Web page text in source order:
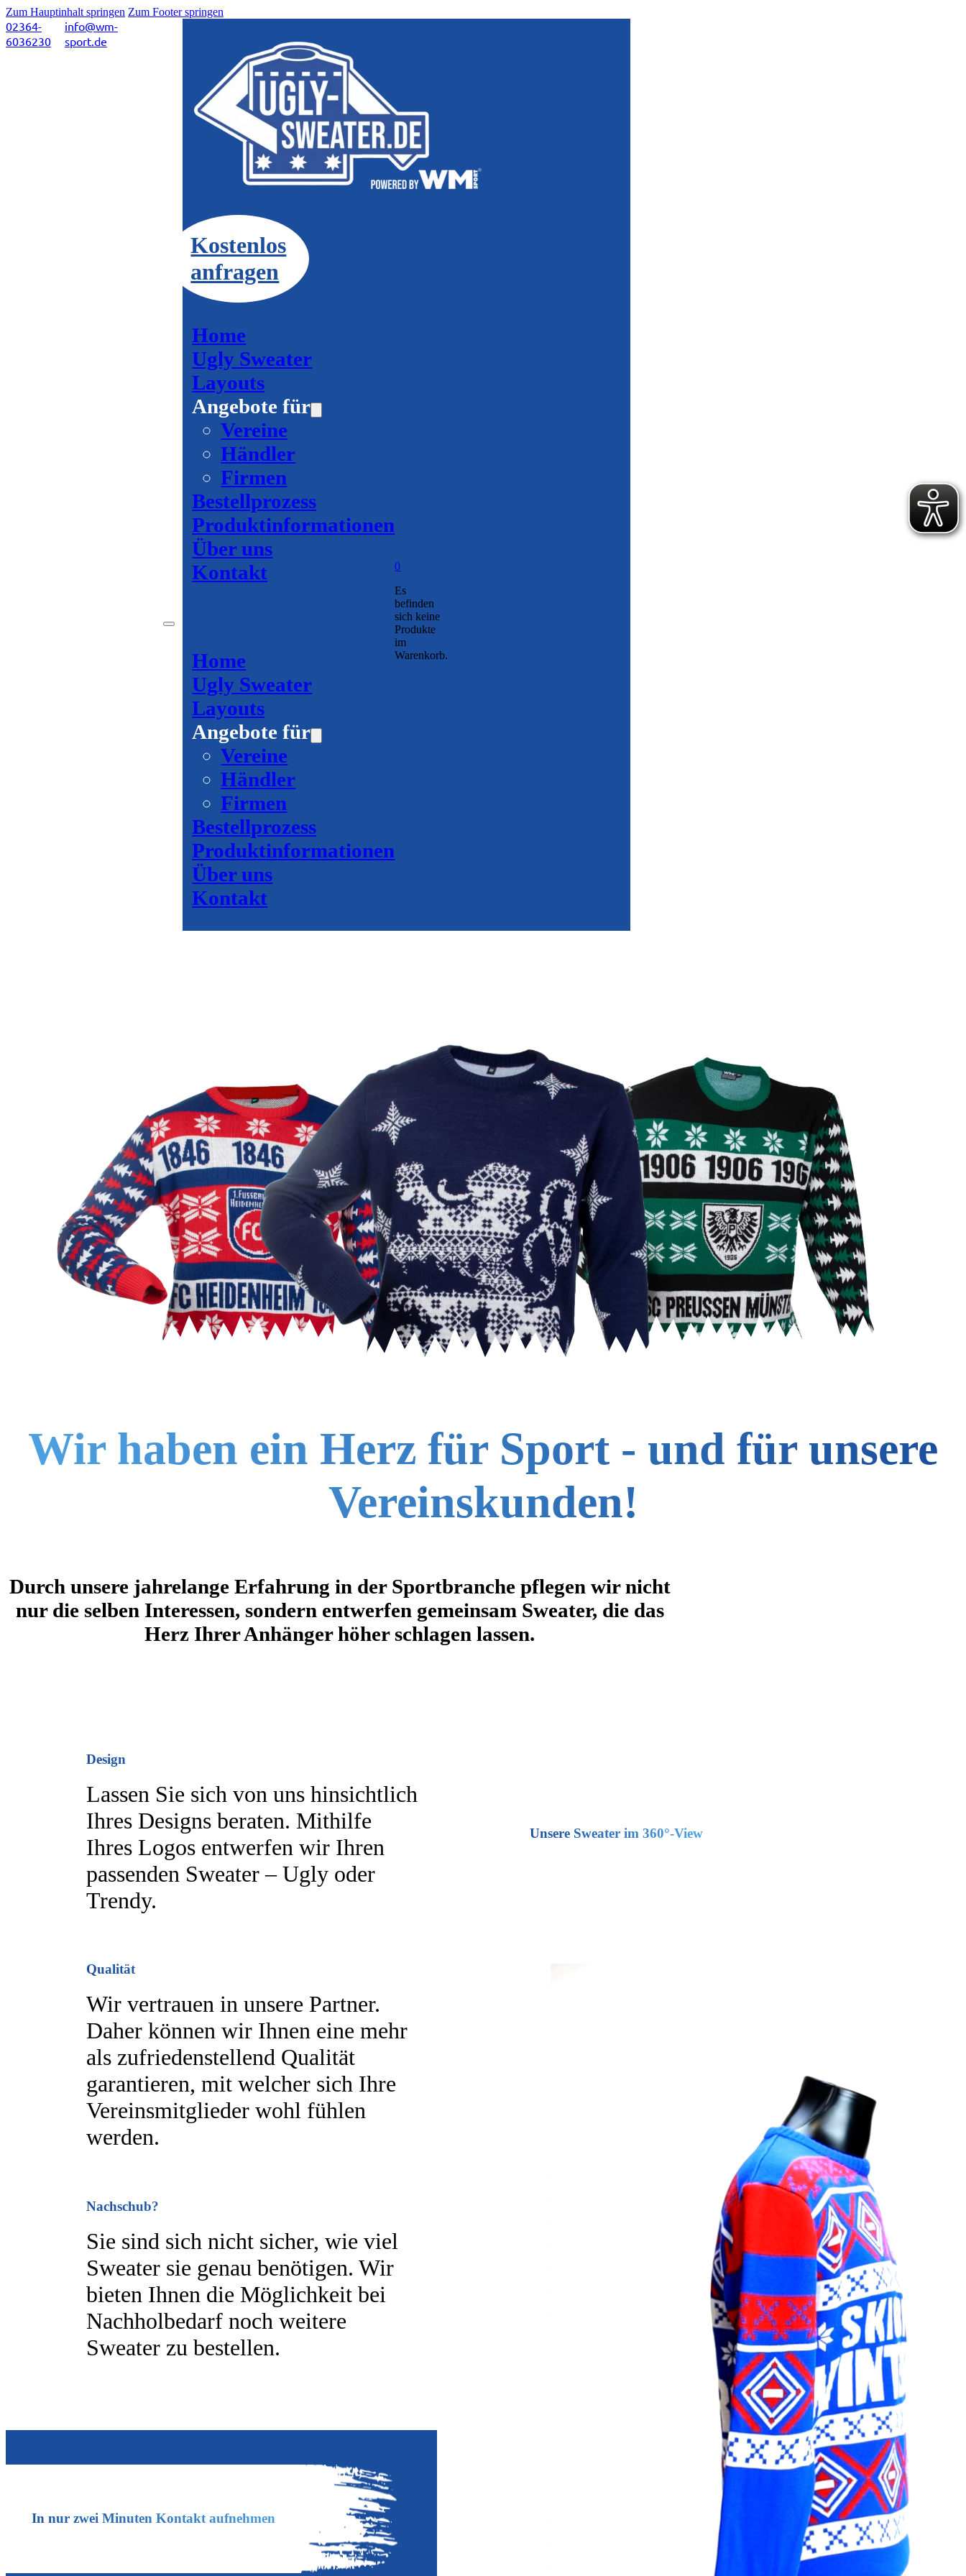
Zum Hauptinhalt springen Zum Footer springen
02364-
6036230
info@wm-
sport.de
Kostenlos
anfragen
Home
Ugly Sweater
Layouts
Angebote für
Vereine
Händler
Firmen
Bestellprozess
Produktinformationen
Über uns
Kontakt
Home
Ugly Sweater
Layouts
Angebote für
Vereine
Händler
Firmen
Bestellprozess
Produktinformationen
Über uns
Kontakt
0
Es
befinden
sich keine
Produkte
im
Warenkorb.
Wir haben ein Herz für Sport - und für unsere
Vereinskunden!
Durch unsere jahrelange Erfahrung in der Sportbranche pflegen wir nicht
nur die selben Interessen, sondern entwerfen gemeinsam Sweater, die das
Herz Ihrer Anhänger höher schlagen lassen.
Design
Lassen Sie sich von uns hinsichtlich
Ihres Designs beraten. Mithilfe
Ihres Logos entwerfen wir Ihren
passenden Sweater – Ugly oder
Trendy.
Qualität
Wir vertrauen in unsere Partner.
Daher können wir Ihnen eine mehr
als zufriedenstellend Qualität
garantieren, mit welcher sich Ihre
Vereinsmitglieder wohl fühlen
werden.
Nachschub?
Sie sind sich nicht sicher, wie viel
Sweater sie genau benötigen. Wir
bieten Ihnen die Möglichkeit bei
Nachholbedarf noch weitere
Sweater zu bestellen.
Unsere Sweater im 360°-View
In nur zwei Minuten Kontakt aufnehmen